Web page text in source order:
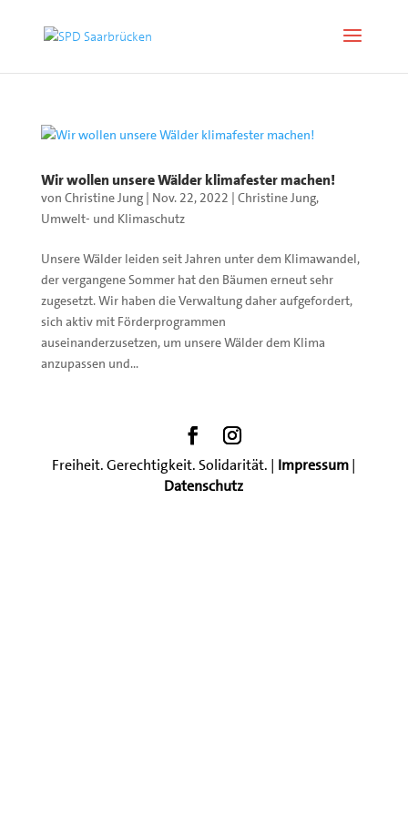
Wir wollen unsere Wälder klimafester machen!
von Christine Jung| Nov. 22, 2022 | Christine Jung,
Umwelt- und Klimaschutz
Unsere Wälder leiden seit Jahren unter dem Klimawandel,
der vergangene Sommer hat den Bäumen erneut sehr
zugesetzt. Wir haben die Verwaltung daher aufgefordert,
sich aktiv mit Förderprogrammen
auseinanderzusetzen, um unsere Wälder dem Klima
anzupassen und...
Freiheit. Gerechtigkeit. Solidarität. | Impressum|
Datenschutz